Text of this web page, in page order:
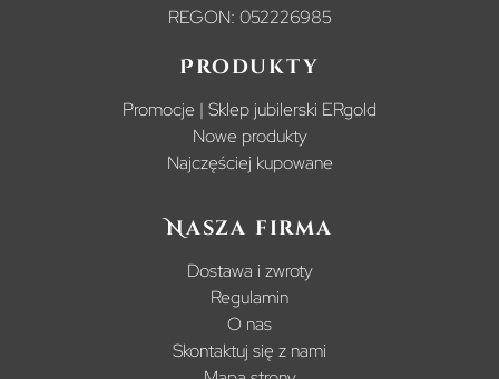
REGON: 052226985
Produkty
Promocje | Sklep jubilerski ERgold
Nowe produkty
Najczęściej kupowane
Nasza firma
Dostawa i zwroty
Regulamin
O nas
Skontaktuj się z nami